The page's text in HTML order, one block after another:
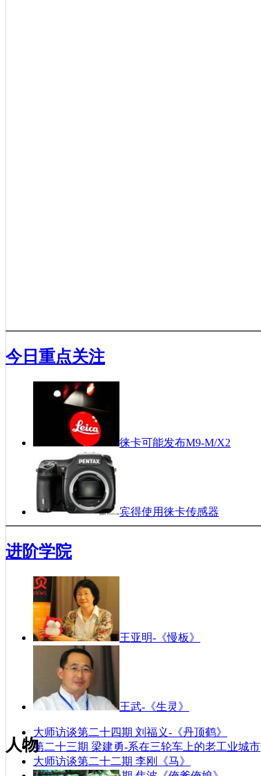
今日重点关注
徕卡可能发布M9-M/X2
宾得使用徕卡传感器
第八届“好日子”杯全国摄影年赛评选揭晓
第三届草场地年度国际摄影节——阿尔勒在北京
进阶学院
王亚明-《慢板》
王武-《生灵》
大师访谈第二十四期 刘福义-《丹顶鹤》
第二十三期 梁建勇-系在三轮车上的老工业城市
大师访谈第二十二期 李刚《马》
人物